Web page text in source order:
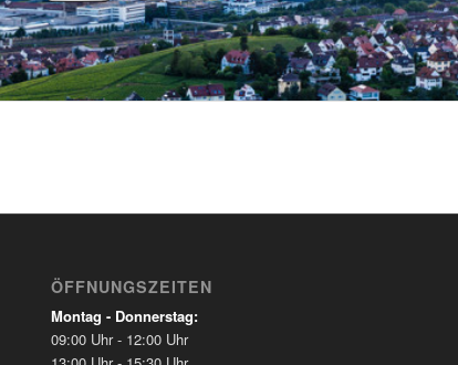
ÖFFNUNGSZEITEN
Montag - Donnerstag:
09:00 Uhr - 12:00 Uhr